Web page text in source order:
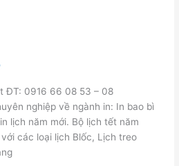
ĐT: 0916 66 08 53 – 08
nghiệp về ngành in: In bao bì
lịch năm mới. Bộ lịch tết năm
các loại lịch Blốc, Lịch treo